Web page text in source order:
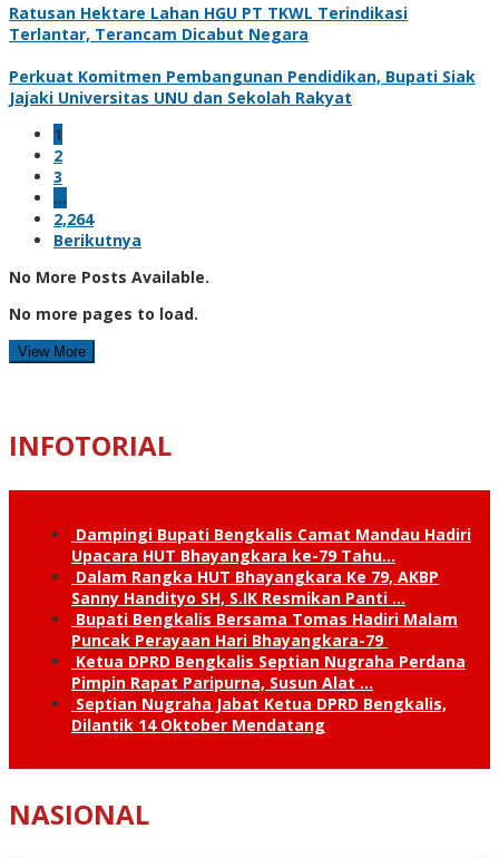
Ratusan Hektare Lahan HGU PT TKWL Terindikasi
Terlantar, Terancam Dicabut Negara
Perkuat Komitmen Pembangunan Pendidikan, Bupati Siak
Jajaki Universitas UNU dan Sekolah Rakyat
1
2
3
…
2,264
Berikutnya
No More Posts Available.
No more pages to load.
View More
INFOTORIAL
Dampingi Bupati Bengkalis Camat Mandau Hadiri
Upacara HUT Bhayangkara ke-79 Tahu…
Dalam Rangka HUT Bhayangkara Ke 79, AKBP
Sanny Handityo SH, S.IK Resmikan Panti …
Bupati Bengkalis Bersama Tomas Hadiri Malam
Puncak Perayaan Hari Bhayangkara-79
Ketua DPRD Bengkalis Septian Nugraha Perdana
Pimpin Rapat Paripurna, Susun Alat …
Septian Nugraha Jabat Ketua DPRD Bengkalis,
Dilantik 14 Oktober Mendatang
NASIONAL